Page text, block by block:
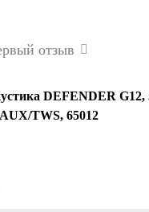
отзыв
DEFENDER G12,
TWS, 65012